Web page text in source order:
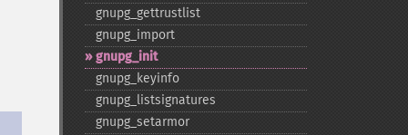
gnupg_​gettrustlist
gnupg_​import
gnupg_​init
gnupg_​keyinfo
gnupg_​listsignatures
gnupg_​setarmor